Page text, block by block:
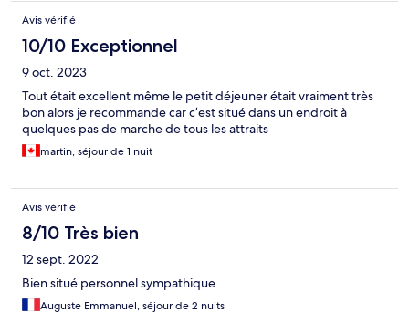
Avis vérifié
10/10 Exceptionnel
9 oct. 2023
Tout était excellent même le petit déjeuner était vraiment très
bon alors je recommande car c’est situé dans un endroit à
quelques pas de marche de tous les attraits
martin, séjour de 1 nuit
Avis vérifié
8/10 Très bien
12 sept. 2022
Bien situé personnel sympathique
Auguste Emmanuel, séjour de 2 nuits